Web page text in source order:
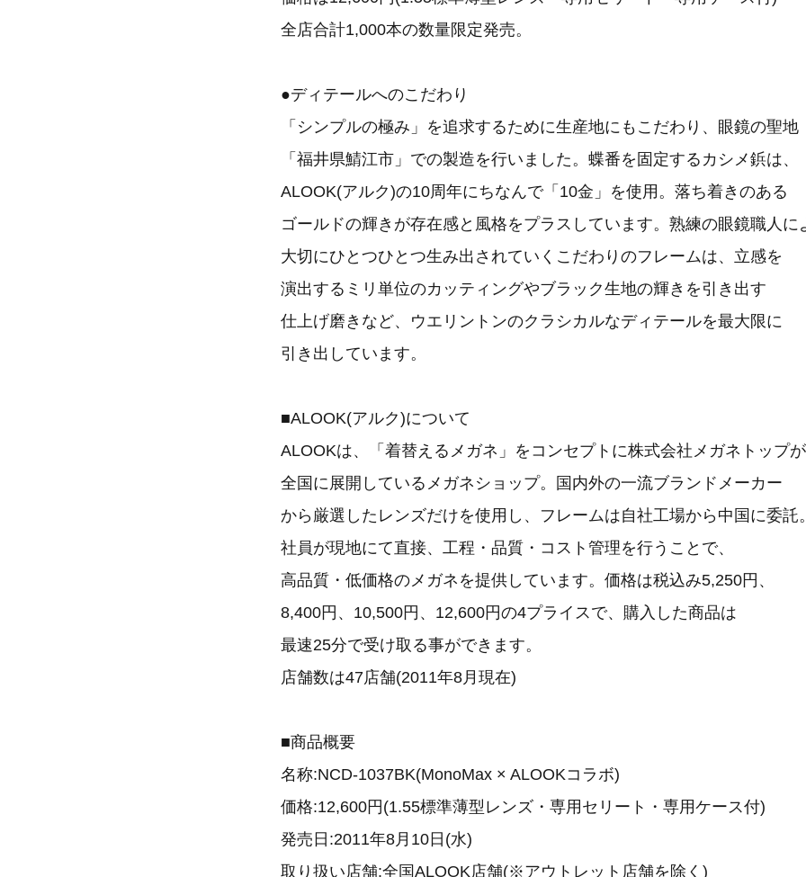
全店合計1,000本の数量限定発売。
●ディテールへのこだわり
「シンプルの極み」を追求するために生産地にもこだわり、眼鏡の聖地
「福井県鯖江市」での製造を行いました。蝶番を固定するカシメ鋲は、
ALOOK(アルク)の10周年にちなんで「10金」を使用。落ち着きのある
ゴールドの輝きが存在感と風格をプラスしています。熟練の眼鏡職人に
大切にひとつひとつ生み出されていくこだわりのフレームは、立感を
演出するミリ単位のカッティングやブラック生地の輝きを引き出す
仕上げ磨きなど、ウエリントンのクラシカルなディテールを最大限に
引き出しています。
■ALOOK(アルク)について
ALOOKは、「着替えるメガネ」をコンセプトに株式会社メガネトップが
全国に展開しているメガネショップ。国内外の一流ブランドメーカー
から厳選したレンズだけを使用し、フレームは自社工場から中国に委託
社員が現地にて直接、工程・品質・コスト管理を行うことで、
高品質・低価格のメガネを提供しています。価格は税込み5,250円、
8,400円、10,500円、12,600円の4プライスで、購入した商品は
最速25分で受け取る事ができます。
店舗数は47店舗(2011年8月現在)
■商品概要
名称:NCD-1037BK(MonoMax × ALOOKコラボ)
価格:12,600円(1.55標準薄型レンズ・専用セリート・専用ケース付)
発売日:2011年8月10日(水)
取り扱い店舗:全国ALOOK店舗(※アウトレット店舗を除く)